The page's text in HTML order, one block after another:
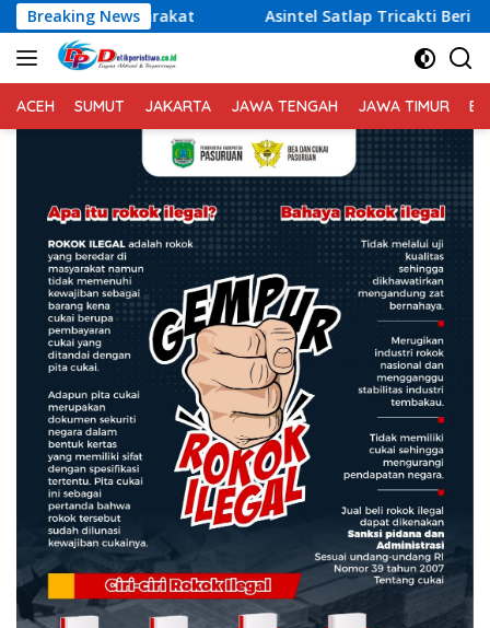
Langsung
ke
konten
Breaking News
Asintel Satlap Tricakti Beri Penjelasan Terkait
ACEH SUMUT JAKARTA JAWA TENGAH JAWA TIMUR